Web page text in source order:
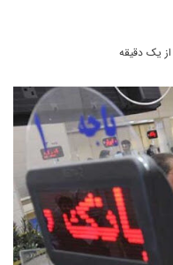
از یک دقیقه